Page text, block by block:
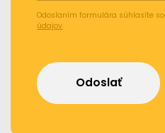
Odoslaním formulára súhlasíte so
údajov.
Odoslať